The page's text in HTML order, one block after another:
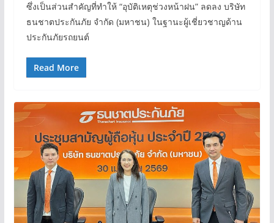
ซึ่งเป็นส่วนสำคัญที่ทำให้ “อุบัติเหตุช่วงหน้าฝน” ลดลง บริษัท
ธนชาตประกันภัย จำกัด (มหาชน) ในฐานะผู้เชี่ยวชาญด้าน
ประกันภัยรถยนต์
Read More